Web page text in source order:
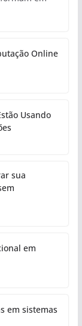
Online
Usando
sua
em
em sistemas